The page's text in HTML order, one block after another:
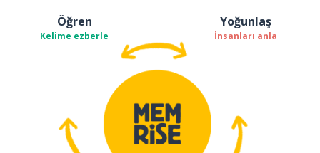
Öğren
Kelime ezberle
Yoğunlaş
İnsanları anla